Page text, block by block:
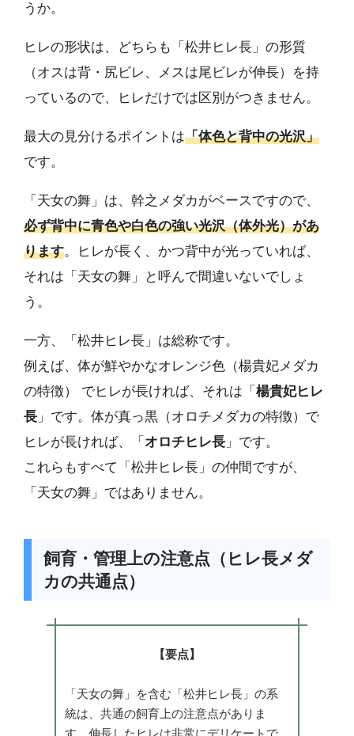
うか。
ヒレの形状は、どちらも「松井ヒレ長」の形質
（オスは背・尻ビレ、メスは尾ビレが伸長）を持
っているので、ヒレだけでは区別がつきません。
最大の見分けるポイントは「体色と背中の光沢」
です。
「天女の舞」は、幹之メダカがベースですので、
必ず背中に青色や白色の強い光沢（体外光）があ
ります。ヒレが長く、かつ背中が光っていれば、
それは「天女の舞」と呼んで間違いないでしょ
う。
一方、「松井ヒレ長」は総称です。
例えば、体が鮮やかなオレンジ色（楊貴妃メダカ
の特徴） でヒレが長ければ、それは「 楊貴妃ヒレ
長 」です。体が真っ黒（オロチメダカの特徴）で
ヒレが長ければ、「 オロチヒレ長 」です。
これらもすべて「松井ヒレ長」の仲間ですが、
「天女の舞」ではありません。
飼育・管理上の注意点（ヒレ長メダ
カの共通点）
【要点】
「天女の舞」を含む「松井ヒレ長」の系
統は、共通の飼育上の注意点がありま